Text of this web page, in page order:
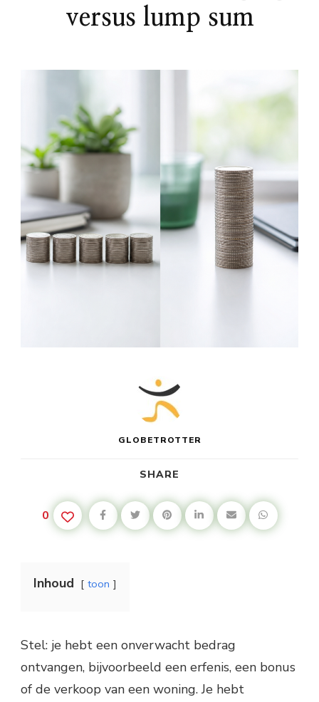
versus lump sum
GLOBETROTTER
SHARE
0
Inhoud toon
Stel: je hebt een onverwacht bedrag
ontvangen, bijvoorbeeld een erfenis, een bonus
of de verkoop van een woning. Je hebt